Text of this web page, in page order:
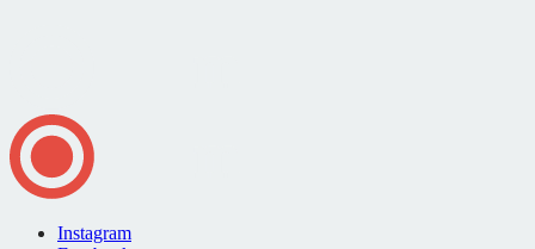
Instagram